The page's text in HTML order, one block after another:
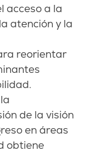
acceso a la
atención y la
reorientar
de la visión
en áreas
obtiene